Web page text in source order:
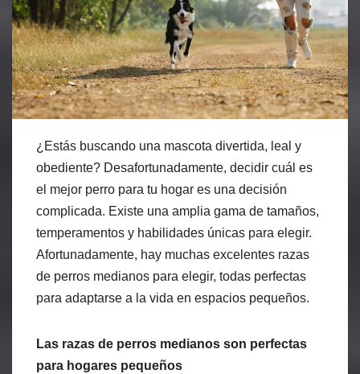
¿Estás buscando una mascota divertida, leal y
obediente? Desafortunadamente, decidir cuál es
el mejor perro para tu hogar es una decisión
complicada. Existe una amplia gama de tamaños,
temperamentos y habilidades únicas para elegir.
Afortunadamente, hay muchas excelentes razas
de perros medianos para elegir, todas perfectas
para adaptarse a la vida en espacios pequeños.
Las razas de perros medianos son perfectas
para hogares pequeños